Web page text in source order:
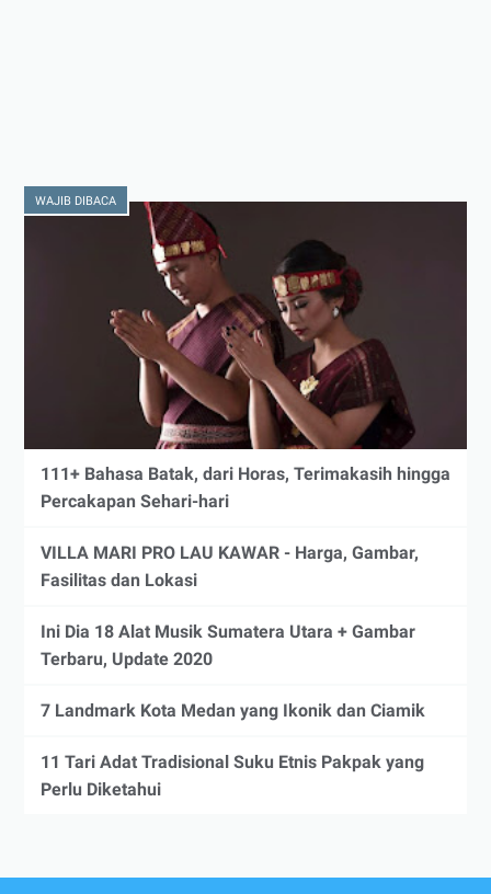
WAJIB DIBACA
111+ Bahasa Batak, dari Horas, Terimakasih hingga
Percakapan Sehari-hari
VILLA MARI PRO LAU KAWAR - Harga, Gambar,
Fasilitas dan Lokasi
Ini Dia 18 Alat Musik Sumatera Utara + Gambar
Terbaru, Update 2020
7 Landmark Kota Medan yang Ikonik dan Ciamik
11 Tari Adat Tradisional Suku Etnis Pakpak yang
Perlu Diketahui